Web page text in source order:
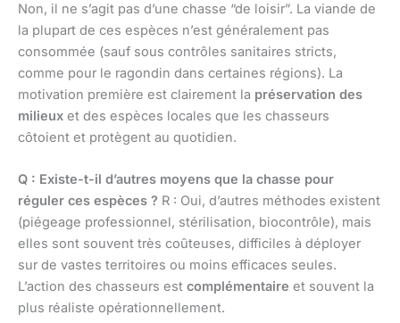
Non, il ne s’agit pas d’une chasse “de loisir”. La viande de
la plupart de ces espèces n’est généralement pas
consommée (sauf sous contrôles sanitaires stricts,
comme pour le ragondin dans certaines régions). La
motivation première est clairement la préservation des
milieux et des espèces locales que les chasseurs
côtoient et protègent au quotidien.
Q : Existe-t-il d’autres moyens que la chasse pour
réguler ces espèces ? R : Oui, d’autres méthodes existent
(piégeage professionnel, stérilisation, biocontrôle), mais
elles sont souvent très coûteuses, difficiles à déployer
sur de vastes territoires ou moins efficaces seules.
L’action des chasseurs est complémentaire et souvent la
plus réaliste opérationnellement.